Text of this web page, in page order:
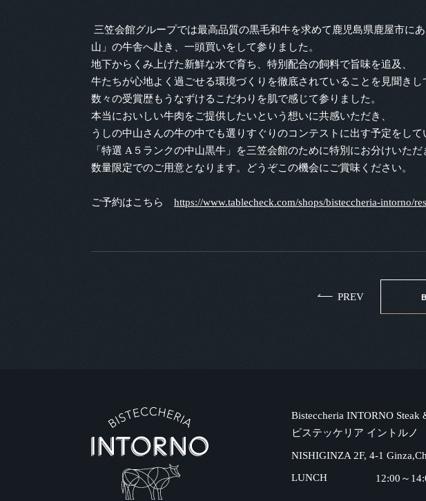
三笠会館グループでは最高品質の黒毛和牛を求めて鹿児島県鹿屋市に
山」の牛舎へ赴き、一頭買いをして参りました。
地下からくみ上げた新鮮な水で育ち、特別配合の飼料で旨味を追及、
牛たちが心地よく過ごせる環境づくりを徹底されていることを見聞きし
数々の受賞歴もうなずけるこだわりを肌で感じて参りました。
本当においしい牛肉をご提供したいという想いに共感いただき、
うしの中山さんの牛の中でも選りすぐりのコンテストに出す予定をして
「特選 A５ランクの中山黒牛」を三笠会館のために特別にお分けいただ
数量限定でのご用意となります。どうぞこの機会にご賞味ください。
ご予約はこちら https://www.tablecheck.com/shops/bisteccheria-intorno/
PREV
Bisteccheria INTORNO Steak
ビステッケリア イントルノ
NISHIGINZA 2F, 4-1
LUNCH
12:00～